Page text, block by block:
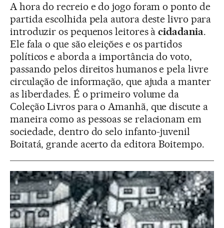
A hora do recreio e do jogo foram o ponto de
partida escolhida pela autora deste livro para
introduzir os pequenos leitores àcidadania.
Ele fala o que são eleições e os partidos
políticos e aborda a importância do voto,
passando pelos direitos humanos e pela livre
circulação de informação, que ajuda a manter
as liberdades. É o primeiro volume da
Coleção Livros para o Amanhã, que discute a
maneira como as pessoas se relacionam em
sociedade, dentro do selo infanto-juvenil
Boitatá, grande acerto da editora Boitempo.